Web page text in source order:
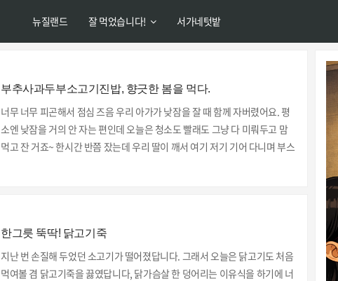
뉴질랜드 잘 먹었습니다! 서가네텃밭
부추사과두부소고기진밥, 향긋한 봄을 먹다.
너무 너무 피곤해서 점심 즈음 우리 아가가 낮잠을 잘 때 함께 자버렸어요. 평
소엔 낮잠을 거의 안 자는 편인데 오늘은 청소도 빨래도 그냥 다 미뤄두고 맘
먹고 잔 거죠~ 한시간 반쯤 잤는데 우리 딸이 깨서 여기 저기 기어 다니며 부스
만 먹였네요^^; 이유식을 하지 않을 땐 그렇지 않았는데, 이유식을 하다가 이
렇게 빼 먹고 젖만 먹이자니 참.. 괜히 미안하고 죄책감 들고. 좋은 것만 주고
싶은 엄마 마음..
한그릇 뚝딱! 닭고기죽
지난 번 손질해 두었던 소고기가 떨어졌답니다. 그래서 오늘은 닭고기도 처음
먹여볼 겸 닭고기죽을 끓였답니다, 닭가슴살 한 덩어리는 이유식을 하기에 너